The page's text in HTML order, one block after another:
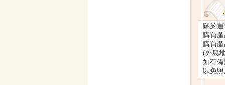
關於
購買
購買
(外島
如有
以免